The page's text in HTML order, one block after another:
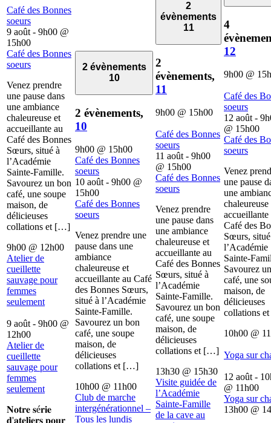
Café des Bonnes
soeurs
9 août - 9h00 @
15h00
Café des Bonnes
soeurs
Venez prendre
une pause dans
une ambiance
chaleureuse et
accueillante au
Café des Bonnes
Sœurs, situé à
l’Académie
Sainte-Famille.
Savourez un bon
café, une soupe
maison, de
délicieuses
collations et […]
9h00 @ 12h00
Atelier de
cueillette
sauvage pour
femmes
seulement
9 août - 9h00 @
12h00
Atelier de
cueillette
sauvage pour
femmes
seulement
𝐍𝐨𝐭𝐫𝐞 𝐬é𝐫𝐢𝐞
𝐝'𝐚𝐭𝐞𝐥𝐢𝐞𝐫𝐬 𝐩𝐨𝐮𝐫
2 évènements
10
2 évènements,
10
9h00 @ 15h00
Café des Bonnes
soeurs
10 août - 9h00 @
15h00
Café des Bonnes
soeurs
Venez prendre une
pause dans une
ambiance
chaleureuse et
accueillante au Café
des Bonnes Sœurs,
situé à l’Académie
Sainte-Famille.
Savourez un bon
café, une soupe
maison, de
délicieuses
collations et […]
10h00 @ 11h00
Club de marche
intergénérationnel –
Tous les lundis
2
évènements
11
2
évènements,
11
9h00 @ 15h00
Café des Bonnes
soeurs
11 août - 9h00
@ 15h00
Café des Bonnes
soeurs
Venez prendre
une pause dans
une ambiance
chaleureuse et
accueillante au
Café des Bonnes
Sœurs, situé à
l’Académie
Sainte-Famille.
Savourez un bon
café, une soupe
maison, de
délicieuses
collations et […]
13h30 @ 15h30
Visite guidée de
l’Académie
Sainte-Famille
de la cave au
4
12
9h00 @
Café des
soeurs
12 août -
@ 15h00
Café des
soeurs
Venez
une pause
une
chaleureuse
accueillante
Café des
Sœurs,
l’Académie
Sainte-
Savourez
café, une
maison, de
délicieuses
collations
10h00 @
Yoga sur
12 août -
@ 11h00
Yoga sur
13h00 @